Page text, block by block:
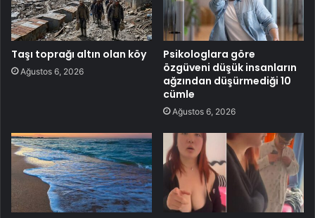
Taşı toprağı altın olan köy
Ağustos 6, 2026
Psikologlara göre
özgüveni düşük insanların
ağzından düşürmediği 10
cümle
Ağustos 6, 2026